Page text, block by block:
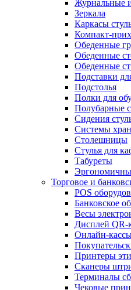
Журнальные
Зеркала
Каркасы
Компакт-
Обеденные
Обеденные
Обеденные
Подставки
Подстолья
Полки для
Полубарные
Сидения
Системы
Столешницы
Стулья для
Табуреты
Торговое и
POS
Банковское
Весы
Дисплей QR-
Онлайн-
Принтеры
Сканеры
Терминалы
Чековые